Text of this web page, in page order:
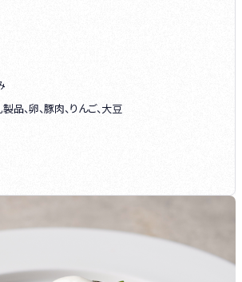
品、卵、豚肉、りんご、大豆